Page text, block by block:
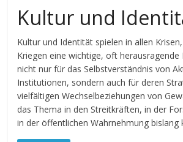
Kultur und
Kultur und Identität spielen in allen
Kriegen eine wichtige, oft herausragende
nicht nur für das Selbstverständnis von
Institutionen, sondern auch für deren
vielfältigen Wechselbeziehungen von
das Thema in den Streitkräften, in der
in der öffentlichen Wahrnehmung bislang